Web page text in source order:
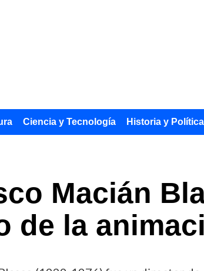
Ciencia y Tecnología Historia y Política
Macián
de la